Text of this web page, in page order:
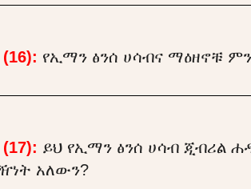
የኢማን ፅንሰ ሀሳብና ማዕዘኖቹ
ይህ የኢማን ፅንሰ ሀሳብ ጂብሪል
አለውን?